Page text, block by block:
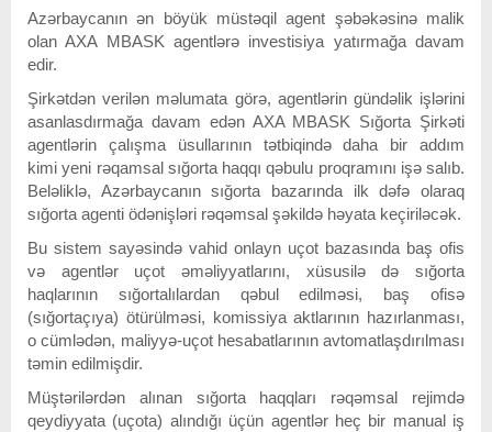
Azərbaycanın ən böyük müstəqil agent şəbəkəsinə malik
olan AXA MBASK agentlərə investisiya yatırmağa davam
edir.
Şirkətdən verilən məlumata görə, agentlərin gündəlik işlərini
asanlasdırmağa davam edən AXA MBASK Sığorta Şirkəti
agentlərin çalışma üsullarının tətbiqində daha bir addım
kimi yeni rəqamsal sığorta haqqı qəbulu proqramını işə salıb.
Beləliklə, Azərbaycanın sığorta bazarında ilk dəfə olaraq
sığorta agenti ödənişləri rəqəmsal şəkildə həyata keçiriləcək.
Bu sistem sayəsində vahid onlayn uçot bazasında baş ofis
və agentlər uçot əməliyyatlarını, xüsusilə də sığorta
haqlarının sığortalılardan qəbul edilməsi, baş ofisə
(sığortaçıya) ötürülməsi, komissiya aktlarının hazırlanması,
o cümlədən, maliyyə-uçot hesabatlarının avtomatlaşdırılması
təmin edilmişdir.
Müştərilərdən alınan sığorta haqqları rəqəmsal rejimdə
qeydiyyata (uçota) alındığı üçün agentlər heç bir manual iş